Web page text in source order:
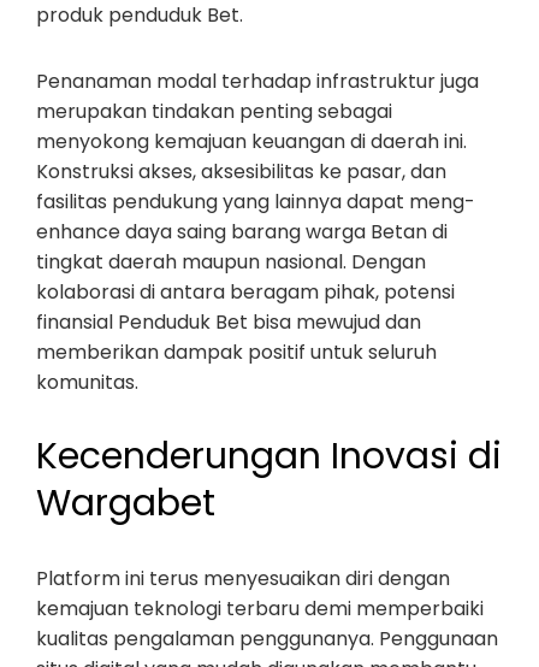
produk penduduk Bet.
Penanaman modal terhadap infrastruktur juga
merupakan tindakan penting sebagai
menyokong kemajuan keuangan di daerah ini.
Konstruksi akses, aksesibilitas ke pasar, dan
fasilitas pendukung yang lainnya dapat meng-
enhance daya saing barang warga Betan di
tingkat daerah maupun nasional. Dengan
kolaborasi di antara beragam pihak, potensi
finansial Penduduk Bet bisa mewujud dan
memberikan dampak positif untuk seluruh
komunitas.
Kecenderungan Inovasi di
Wargabet
Platform ini terus menyesuaikan diri dengan
kemajuan teknologi terbaru demi memperbaiki
kualitas pengalaman penggunanya. Penggunaan